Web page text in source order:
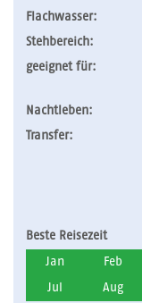
Flachwasser:
Stehbereich:
geeignet für:
Nachtleben:
Transfer:
Beste Reisezeit
Jan Feb
Jul Aug